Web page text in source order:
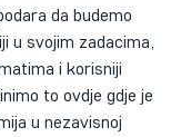
da budemo
u svojim zadacima,
i korisniji
to ovdje gdje je
u nezavisnoj